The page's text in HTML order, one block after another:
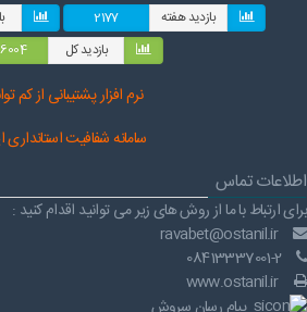
بازدید هفته
2177
بازدید کل
نرم افزار پشتیبانی از کم
سامانه شفافیت استانداری
اطلاعات تماس
برای ارتباط با ما از روش های زیر می توانید اقدام کنید :
ravabet@ostanil.ir
www.ostanil.ir